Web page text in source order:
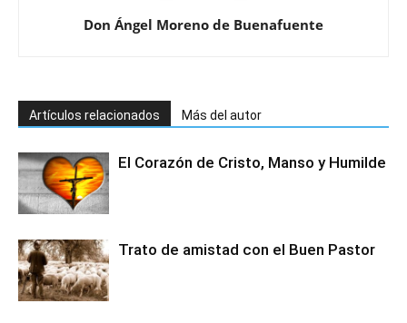
Don Ángel Moreno de Buenafuente
Artículos relacionados Más del autor
El Corazón de Cristo, Manso y Humilde
Trato de amistad con el Buen Pastor